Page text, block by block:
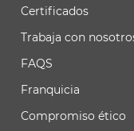
Certificados
Trabaja con
FAQS
Franquicia
Compromiso ético